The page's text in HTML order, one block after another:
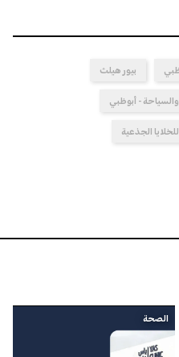
بيور هيلث
والسياحة - أبوظبي
الجذعية
الصحة